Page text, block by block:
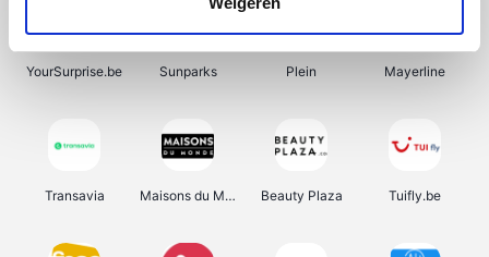
YourSurprise.be Sunparks Plein Mayerline
Transavia Maisons du Monde Beauty Plaza Tuifly.be